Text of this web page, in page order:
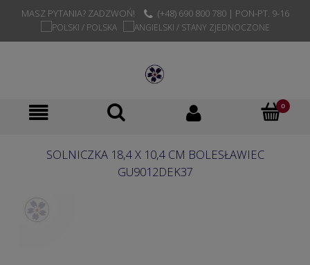
MASZ PYTANIA? ZADZWOŃ! (+48) 690 800 780 | PON-PT. 9-16
SOLNICZKA 18,4 X 10,4 CM BOLESŁAWIEC
GU9012DEK37